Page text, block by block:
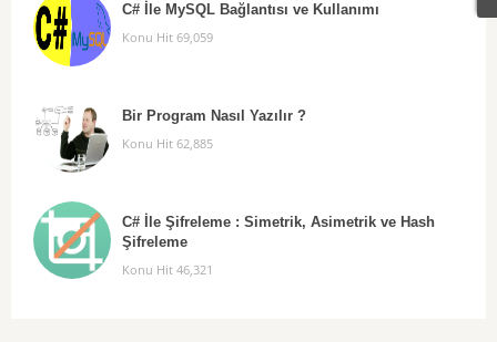
C# İle MySQL Bağlantısı ve Kullanımı
Konu Hit 69,059
Bir Program Nasıl Yazılır ?
Konu Hit 62,885
C# İle Şifreleme : Simetrik, Asimetrik ve Hash
Şifreleme
Konu Hit 46,321